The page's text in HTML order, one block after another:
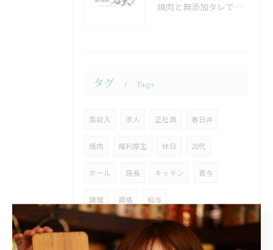
焼肉と無添加タレで楽しむ愛知県日進市長久手市の健康な食卓づくりガイド
タグ Tags
高収入 求人 正社員 春日井
焼肉 福利厚生 休日 20代
ホール 店長 キッチン 賞与
調理 資格 給与